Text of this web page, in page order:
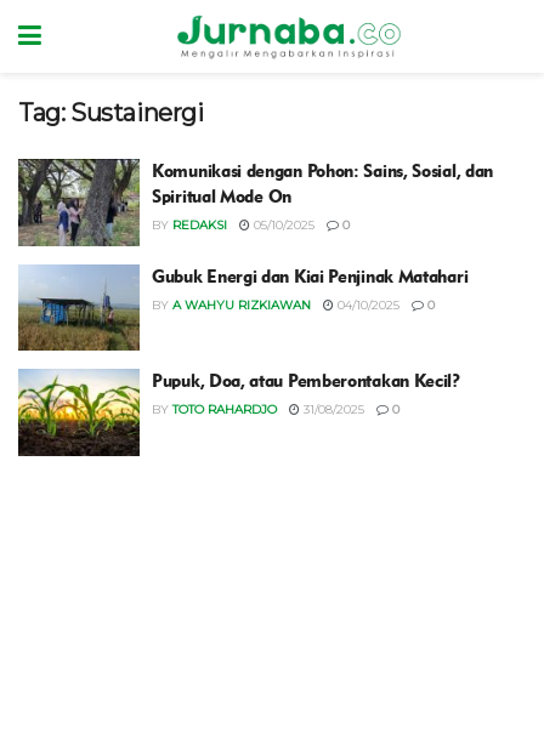
Tag: Sustainergi
Komunikasi dengan Pohon: Sains, Sosial, dan
Spiritual Mode On
BY REDAKSI 05/10/2025 0
Gubuk Energi dan Kiai Penjinak Matahari
BY A WAHYU RIZKIAWAN 04/10/2025 0
Pupuk, Doa, atau Pemberontakan Kecil?
BY TOTO RAHARDJO 31/08/2025 0